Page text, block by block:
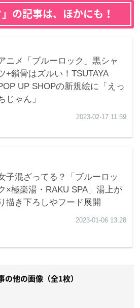
」の記事は、ほかにも！
の他の画像（全1枚）